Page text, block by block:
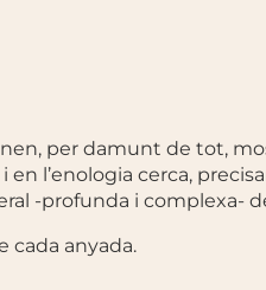
per damunt de tot,
l’enologia cerca,
-profunda i complexa-
cada anyada.